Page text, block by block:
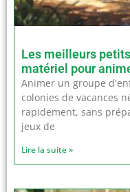
Les meilleurs
matériel pour
Animer un groupe
colonies de vacances
rapidement, sans
jeux de
Lire la suite »